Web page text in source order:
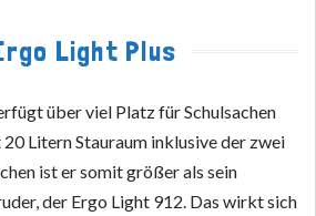
Light Plus
über viel Platz für Schulsachen
Litern Stauraum inklusive der zwei
ist er somit größer als sein
der Ergo Light 912. Das wirkt sich